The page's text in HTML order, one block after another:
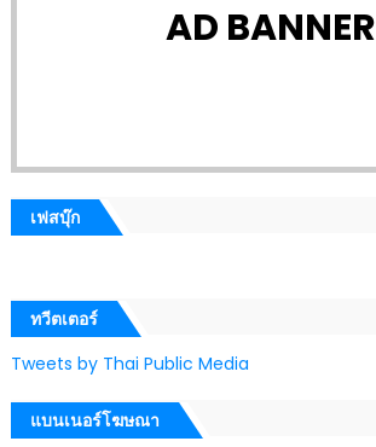
AD BANNER
เฟสบุ๊ก
ทวีตเตอร์
Tweets by Thai Public Media
แบนเนอร์โฆษณา